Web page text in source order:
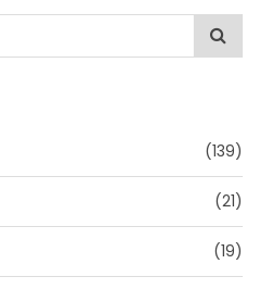
(139)
(21)
(19)